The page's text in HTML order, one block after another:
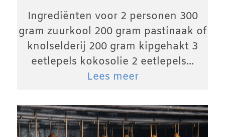
Ingrediënten voor 2 personen 300
gram zuurkool 200 gram pastinaak of
knolselderij 200 gram kipgehakt 3
eetlepels kokosolie 2 eetlepels...
Lees meer